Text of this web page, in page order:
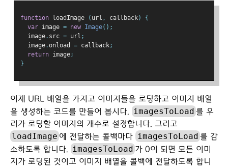
function loadImage ( url , callback)
{
var image = new Image();
  image
. src = url ;
  image
.onload = callback;
return image;
}
이제 URL 배열을 가지고 이미지들을 로딩하고 이미지 배열
을 생성하는 코드를 만들어 봅시다. imagesToLoad 를 우
리가 로딩할 이미지의 개수로 설정합니다. 그리고
loadImage 에 전달하는 콜백마다 imagesToLoad 를 감
소하도록 합니다. imagesToLoad 가 0이 되면 모든 이미
지가 로딩된 것이고 이미지 배열을 콜백에 전달하도록 합니